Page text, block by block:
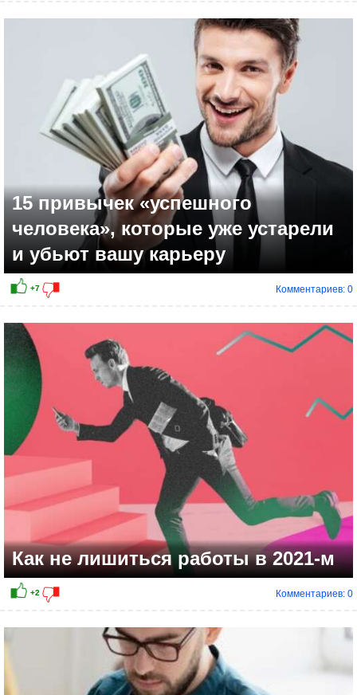
15 привычек «успешного
человека», которые уже устарели
и убьют вашу карьеру
Комментариев: 0
Как не лишиться работы в 2021-м
Комментариев: 0